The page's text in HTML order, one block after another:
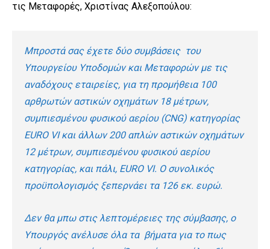
τις Μεταφορές, Χριστίνας Αλεξοπούλου:
Μπροστά σας έχετε δύο συμβάσεις του
Υπουργείου Υποδομών και Μεταφορών με τις
αναδόχους εταιρείες, για τη προμήθεια 100
αρθρωτών αστικών οχημάτων 18 μέτρων,
συμπιεσμένου φυσικού αερίου (CNG) κατηγορίας
EURO VI και άλλων 200 απλών αστικών οχημάτων
12 μέτρων, συμπιεσμένου φυσικού αερίου
κατηγορίας, και πάλι, EURO VI. Ο συνολικός
προϋπολογισμός ξεπερνάει τα 126 εκ. ευρώ.
Δεν θα μπω στις λεπτομέρειες της σύμβασης, ο
Υπουργός ανέλυσε όλα τα βήματα για το πως